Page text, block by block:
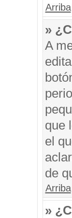
Arriba
»
A
que
el
de
Arriba
»